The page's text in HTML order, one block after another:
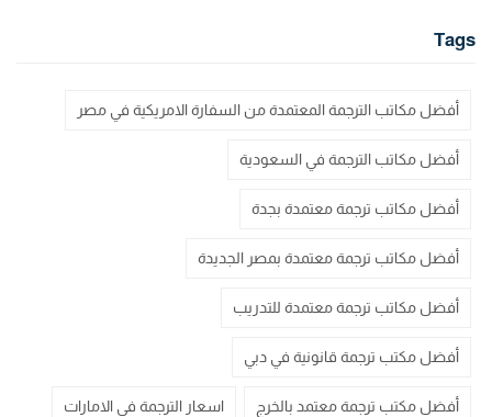
Tags
أفضل مكاتب الترجمة المعتمدة من السفارة الامريكية في مصر
أفضل مكاتب الترجمة في السعودية
أفضل مكاتب ترجمة معتمدة بجدة
أفضل مكاتب ترجمة معتمدة بمصر الجديدة
أفضل مكاتب ترجمة معتمدة للتدريب
أفضل مكتب ترجمة قانونية في دبي
أفضل مكتب ترجمة معتمد بالخرج اسعار الترجمة في الامارات